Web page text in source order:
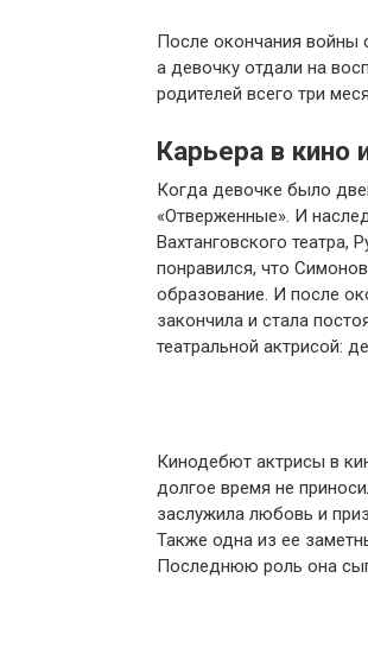
После окончания войны
а девочку отдали на
родителей всего три
Карьера в кино
Когда девочке было
«Отверженные». И
Вахтанговского театра,
понравился, что
образование. И после
закончила и стала
театральной актрисой:
Кинодебют актрисы в
долгое время не
заслужила любовь и
Также одна из ее
Последнюю роль она